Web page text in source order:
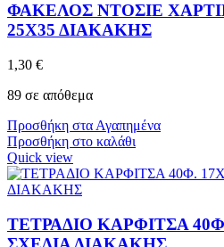
ΦΑΚΕΛΟΣ ΝΤΟΣΙΕ
25Χ35 ΔΙΑΚΑΚΗΣ
1,30 €
89 σε απόθεμα
Προσθήκη στα Αγαπημένα
Προσθήκη στο καλάθι
Quick view
ΤΕΤΡΑΔΙΟ ΚΑΡΦΙΤΣΑ